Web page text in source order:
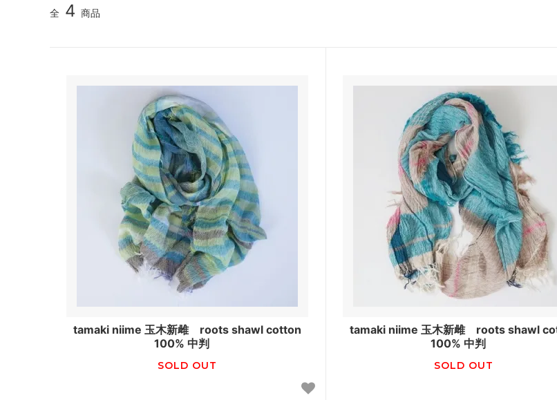
雅峰窯
全 4 商品
tamaki niime 玉木新雌 roots shawl cotton
100% 中判
SOLD OUT
tamaki niime 玉木新雌 roots shawl
100% 中判
SOLD OUT